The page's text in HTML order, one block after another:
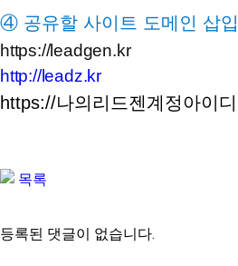
④ 공유할 사이트 도메인 삽입
https://leadgen.kr
http://leadz.kr
https://나의리드젠계정아이
목록
등록된 댓글이 없습니다.